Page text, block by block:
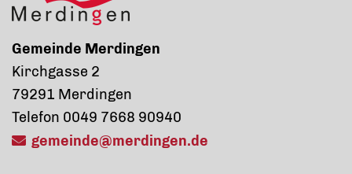
Gemeinde Merdingen
Kirchgasse 2
79291 Merdingen
Telefon 0049 7668 90940
gemeinde@merdingen.de